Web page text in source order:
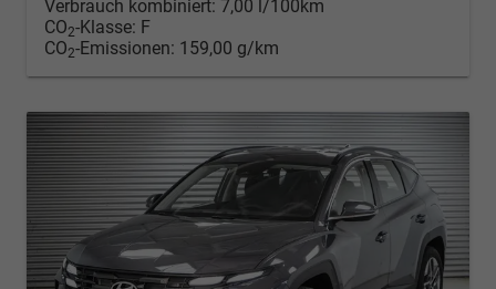
Verbrauch kombiniert: 7,00 l/100km
CO2-Klasse: F
CO2-Emissionen: 159,00 g/km